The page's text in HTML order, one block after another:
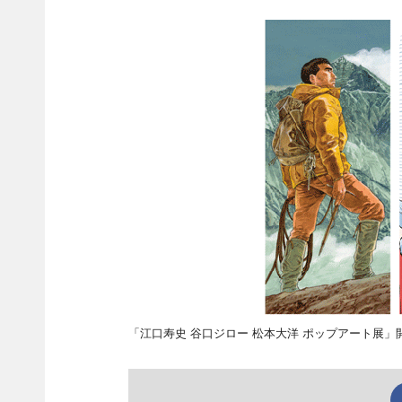
「江口寿史 谷口ジロー 松本大洋 ポップアート展」